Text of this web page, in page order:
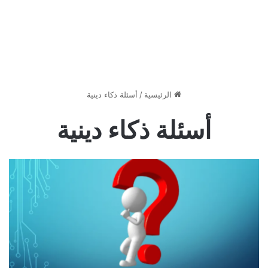
الرئيسية / أسئلة ذكاء دينية
أسئلة ذكاء دينية